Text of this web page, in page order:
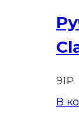
91₽
В